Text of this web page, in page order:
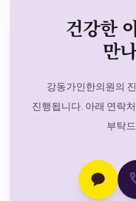
건강한
만
강동가인한의원의
진행됩니다. 아래 연락
부탁